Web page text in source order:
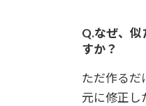
Q.なぜ、似
すか？
ただ作るだ
元に修正し